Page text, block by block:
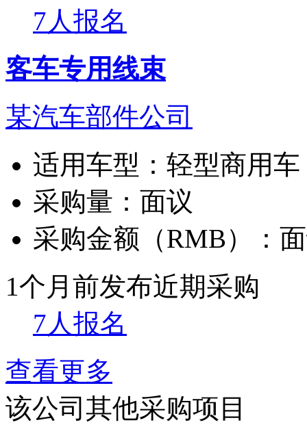
7人报名
客车专用线束
某汽车部件公司
适用车型： 轻型商用
采购量： 面议
采购金额（RMB）：
1个月前发布近期采购
7人报名
查看更多
该公司其他采购项目